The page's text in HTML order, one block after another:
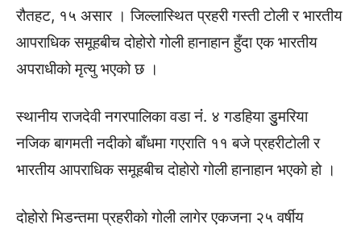
रौतहट, १५ असार । जिल्लास्थित प्रहरी गस्ती टोली र भारतीय
आपराधिक समूहबीच दोहोरो गोली हानाहान हुँदा एक भारतीय
अपराधीको मृत्यु भएको छ ।
स्थानीय राजदेवी नगरपालिका वडा नंं. ४ गडहिया डुुमरिया
नजिक बागमती नदीको बाँधमा गएराति ११ बजे प्रहरीटोली र
भारतीय आपराधिक समूहबीच दोहोरो गोली हानाहान भएको हो ।
दोहोरो भिडन्तमा प्रहरीको गोली लागेर एकजना २५ वर्षीय